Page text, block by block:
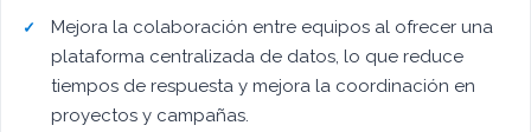
Mejora la colaboración entre equipos al ofrecer una
plataforma centralizada de datos, lo que reduce
tiempos de respuesta y mejora la coordinación en
proyectos y campañas.